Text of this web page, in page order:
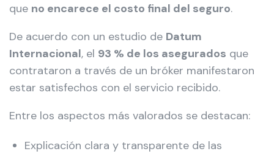
que no encarece el costo final del seguro.
De acuerdo con un estudio de Datum
Internacional, el 93 % de los asegurados que
contrataron a través de un bróker manifestaron
estar satisfechos con el servicio recibido.
Entre los aspectos más valorados se destacan:
Explicación clara y transparente de las